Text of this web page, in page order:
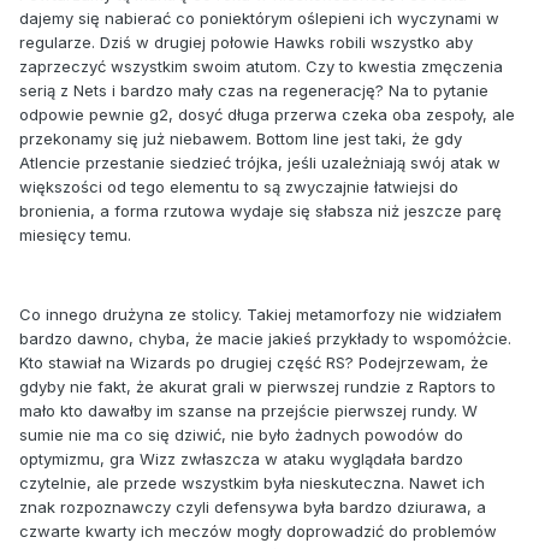
dajemy się nabierać co poniektórym oślepieni ich wyczynami w
regularze. Dziś w drugiej połowie Hawks robili wszystko aby
zaprzeczyć wszystkim swoim atutom. Czy to kwestia zmęczenia
serią z Nets i bardzo mały czas na regenerację? Na to pytanie
odpowie pewnie g2, dosyć długa przerwa czeka oba zespoły, ale
przekonamy się już niebawem. Bottom line jest taki, że gdy
Atlencie przestanie siedzieć trójka, jeśli uzależniają swój atak w
większości od tego elementu to są zwyczajnie łatwiejsi do
bronienia, a forma rzutowa wydaje się słabsza niż jeszcze parę
miesięcy temu.
Co innego drużyna ze stolicy. Takiej metamorfozy nie widziałem
bardzo dawno, chyba, że macie jakieś przykłady to wspomóżcie.
Kto stawiał na Wizards po drugiej część RS? Podejrzewam, że
gdyby nie fakt, że akurat grali w pierwszej rundzie z Raptors to
mało kto dawałby im szanse na przejście pierwszej rundy. W
sumie nie ma co się dziwić, nie było żadnych powodów do
optymizmu, gra Wizz zwłaszcza w ataku wyglądała bardzo
czytelnie, ale przede wszystkim była nieskuteczna. Nawet ich
znak rozpoznawczy czyli defensywa była bardzo dziurawa, a
czwarte kwarty ich meczów mogły doprowadzić do problemów